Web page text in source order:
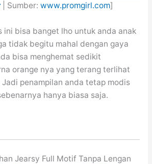
| Sumber: www.promgirl.com]
ini bisa banget lho untuk anda anak
tidak begitu mahal dengan gaya
bisa menghemat sedikit
orange nya yang terang terlihat
penampilan anda tetap modis
hanya biasa saja.
Jearsy Full Motif Tanpa Lengan